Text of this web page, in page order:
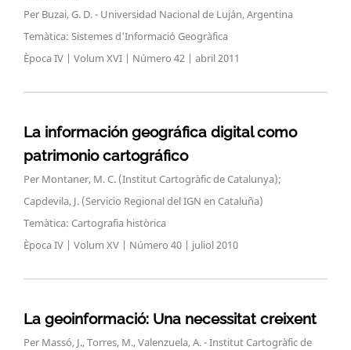
Per Buzai, G. D. - Universidad Nacional de Luján, Argentina
Temàtica: Sistemes d'Informació Geogràfica
Època IV | Volum XVI | Número 42 | abril 2011
La información geográfica digital como
patrimonio cartográfico
Per Montaner, M. C. (Institut Cartogràfic de Catalunya);
Capdevila, J. (Servicio Regional del IGN en Cataluña)
Temàtica: Cartografia històrica
Època IV | Volum XV | Número 40 | juliol 2010
La geoinformació: Una necessitat creixent
Per Massó, J., Torres, M., Valenzuela, A. - Institut Cartogràfic de